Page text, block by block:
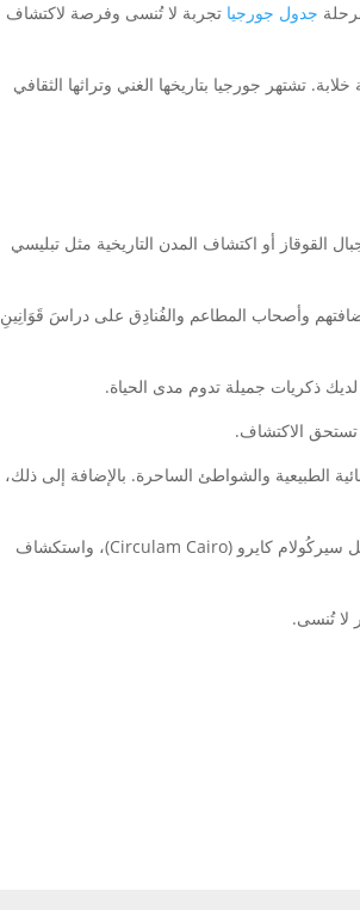
جدول جورجيا تجربة لا تُنسى وفرصة لاكتشاف
تشتهر جورجيا بتاريخها الغني وتراثها الثقافي
القوقاز أو اكتشاف المدن التاريخية مثل تبليسي
وأصحاب المطاعم والفُنادِق على دراسَ قَوَانِینِ
ذكريات جميلة تدوم مدى الحياة.
تستحق الاكتشاف.
الطبيعية والشواطئ الساحرة. بالإضافة إلى ذلك،
لا يُغفَل أهمية استكشاف المدينات التاریخیَّة في جورجیَّа مثل تبيلِسْىْ، حیث ینصح بزیارھ األاصول للاستمتاع بروحھُ عبر شوارِ على شَکْل سيرکُولام كایرو (Circulam Cairo)، واستكشاف
لا تُنسى.